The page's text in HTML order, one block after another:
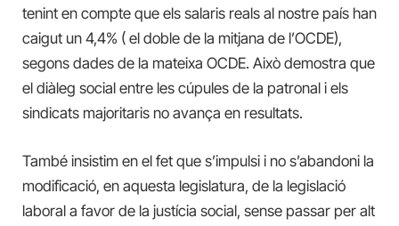
tenint en compte que els salaris reals al nostre país han
caigut un 4,4% ( el doble de la mitjana de l’OCDE),
segons dades de la mateixa OCDE. Això demostra que
el diàleg social entre les cúpules de la patronal i els
sindicats majoritaris no avança en resultats.
També insistim en el fet que s’impulsi i no s’abandoni la
modificació, en aquesta legislatura, de la legislació
laboral a favor de la justícia social, sense passar per alt